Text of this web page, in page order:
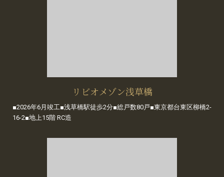
リビオメゾン浅草橋
■2026年6月竣工■浅草橋駅徒歩2分■総戸数80戸■東京都台東区柳橋2-
16-2■地上15階 RC造